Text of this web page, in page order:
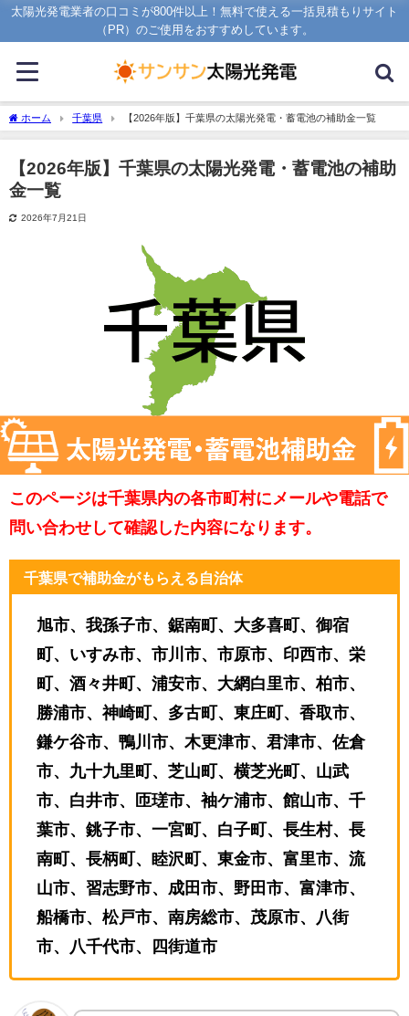
太陽光発電業者の口コミが800件以上！無料で使える一括見積もりサイト
（PR）のご使用をおすすめしています。
ホーム 千葉県 【2026年版】千葉県の太陽光発電・蓄電池の補助金一覧
【2026年版】千葉県の太陽光発電・蓄電池の補助
金一覧
2026年7月21日
このページは千葉県内の各市町村にメールや電話で
問い合わせして確認した内容になります。
千葉県で補助金がもらえる自治体
旭市、我孫子市、鋸南町、大多喜町、御宿
町、いすみ市、市川市、市原市、印西市、栄
町、酒々井町、浦安市、大網白里市、柏市、
勝浦市、神崎町、多古町、東庄町、香取市、
鎌ケ谷市、鴨川市、木更津市、君津市、佐倉
市、九十九里町、芝山町、横芝光町、山武
市、白井市、匝瑳市、袖ケ浦市、館山市、千
葉市、銚子市、一宮町、白子町、長生村、長
南町、長柄町、睦沢町、東金市、富里市、流
山市、習志野市、成田市、野田市、富津市、
船橋市、松戸市、南房総市、茂原市、八街
市、八千代市、四街道市